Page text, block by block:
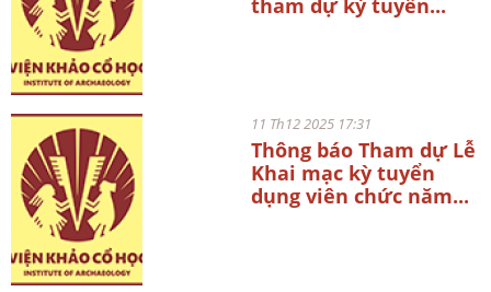
11 Th12 2025 17:31
Thông báo Tham dự Lễ
Khai mạc kỳ tuyển
dụng viên chức năm...